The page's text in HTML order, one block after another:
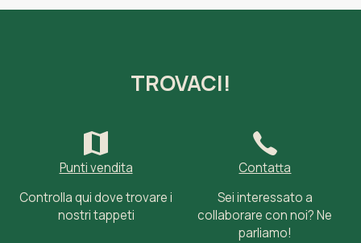
TROVACI!
Punti vendita
Controlla qui dove trovare i
nostri tappeti
Contatta
Sei interessato a
collaborare con noi? Ne
parliamo!